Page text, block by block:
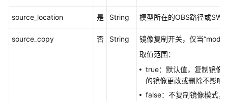
示
source_location 是 String 模型所在的OBS路径或
source_copy 否 String
镜像复制开关，仅当
取值范围：
true：默认值，复制镜像
的镜像更改或删除不影响
false：不复制镜像模式，